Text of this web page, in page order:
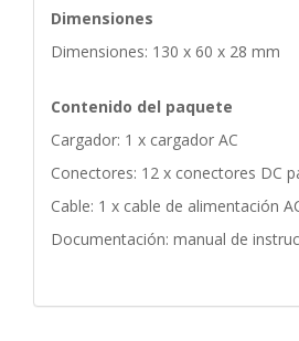
Dimensiones
Dimensiones: 130 x 60 x 28 mm
Contenido del paquete
Cargador: 1 x cargador AC
Conectores: 12 x conectores DC
Cable: 1 x cable de alimentación
Documentación: manual de